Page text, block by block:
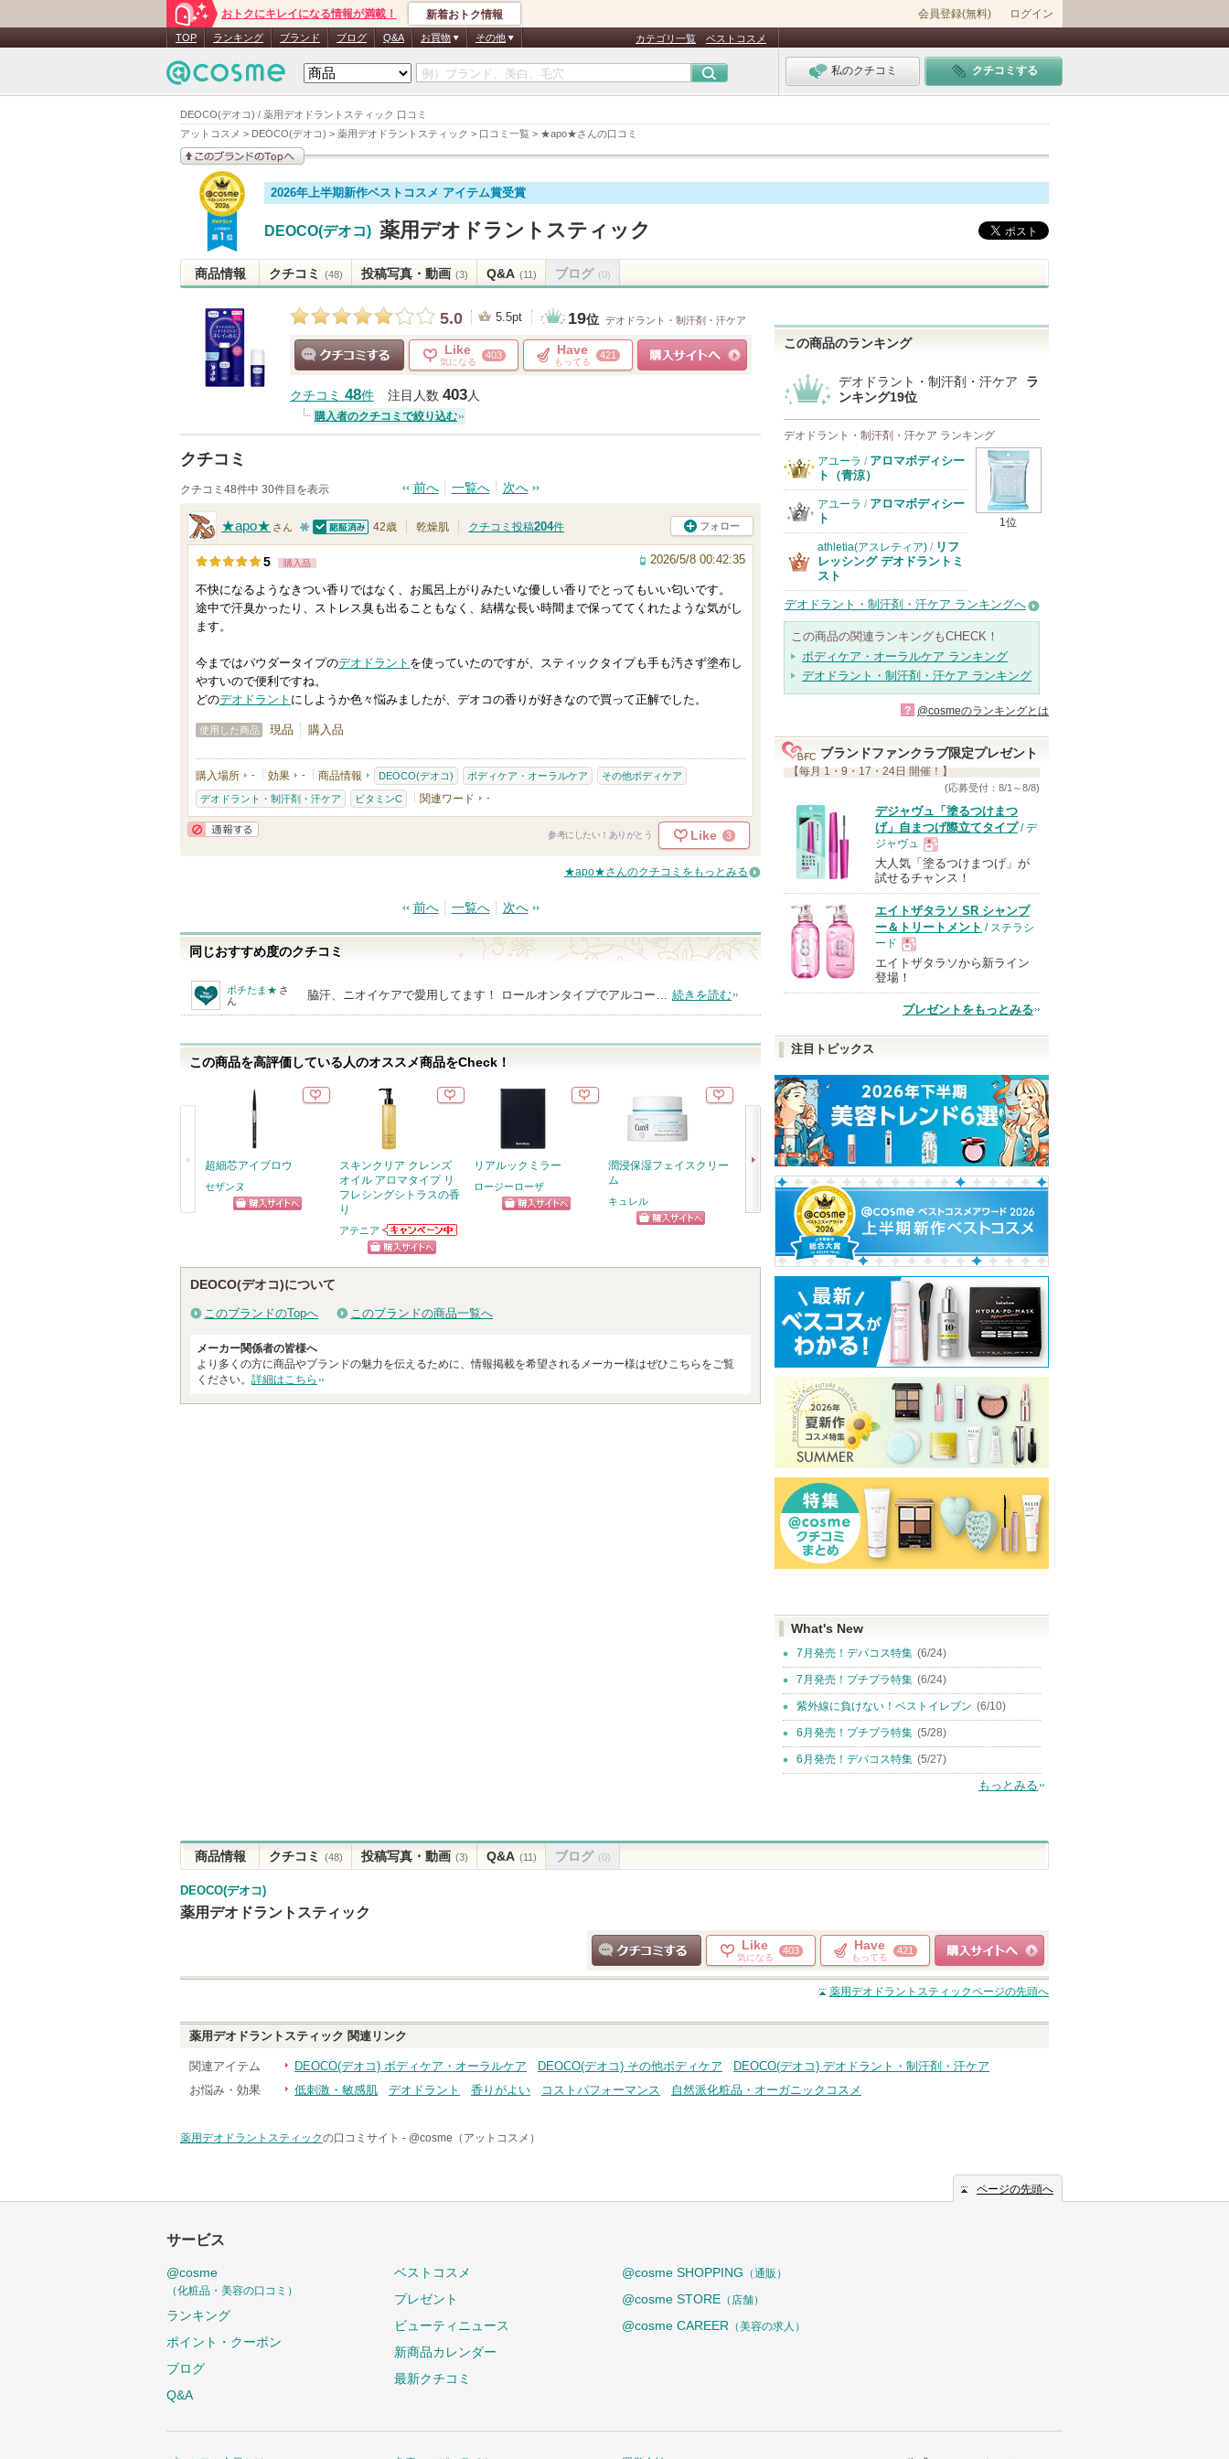
DEOCO(デオコ) / 薬用デオドラントスティック 口コミ
アットコスメ > DEOCO(デオコ) > 薬用デオドラントスティック > 口コミ一覧 > ★apo★さんの口コミ
おトクにキレイになる情報が満載！ 新着おトク情報 会員登録(無料) ログイン
TOP ランキング ブランド ブログ Q&A お買物 その他 カテゴリ一覧 ベストコスメ
私のクチコミ クチコミする
このブランドの情報を
見る
2026年上半期新作ベストコスメ アイテム賞受賞
DEOCO(デオコ) 薬用デオドラントスティック
商品情報 クチコミ (48) 投稿写真・動画 (3) Q&A (11) ブログ (0)
5.0 5.5pt 19位 デオドラント・制汗剤・汗ケア
Like
気になる
403 Have
もってる
421
クチコミ 48件 注目人数 403人
購入者のクチコミで絞り込む
クチコミ
クチコミ48件中 30件目を表示 前へ 一覧へ 次へ
★apo★ さん
1
0
人
以
の
メ
ン
バ
ー
お
録
れ
て
い
ま
す
認証済
42歳 乾燥肌 クチコミ投稿204件 フォロー
5 購入品 2026/5/8 00:42:35
不快になるようなきつい香りではなく、お風呂上がりみたいな優しい香りでとってもいい匂いです。
途中で汗臭かったり、ストレス臭も出ることもなく、結構な長い時間まで保っててくれたような気がし
ます。
今まではパウダータイプのデオドラント を使っていたのですが、スティックタイプも手も汚さず塗布し
やすいので便利ですね。
どのデオドラント にしようか色々悩みましたが、デオコの香りが好きなので買って正解でした。
使用した商品 現品 購入品
購入場所 - 効果 - 商品情報 DEOCO(デオコ) ボディケア・オーラルケア その他ボディケア
デオドラント・制汗剤・汗ケア ビタミンC 関連ワード -
参考にしたい！ありがとう Like 3
★apo★さんのクチコミをもっとみる
前へ 一覧へ 次へ
同じおすすめ度のクチコミ
ポチたま★ さ
ん
脇汗、ニオイケアで愛用してます！ ロールオンタイプでアルコー… 続きを読む
この商品を高評価している人のオススメ商品をCheck！
超細芯アイブロウ
セザンヌ
スキンクリア クレンズ
オイル アロマタイプ リ
フレシングシトラスの香
り
アテニア
アテニアからの
お知らせがあり
ます
ショッピン
リアルックミラー
ロージーローザ
潤浸保湿フェイスクリー
ム
キュレル
メイク キープ ミスト EX
コーセーコスメニエンス
ショッピン
グサイトへ
ABC-Gピールウォッシュ
ドクターケイ
ドクターケイか
らのお知らせが
ありますショッピン
グサイトへ
ルルルン ハイドラ EX マ
スク
グサイトへ
DEOCO(デオコ)について
このブランドのTopへ このブランドの商品一覧へ
メーカー関係者の皆様へ
より多くの方に商品やブランドの魅力を伝えるために、情報掲載を希望されるメーカー様はぜひこちらをご覧
ください。 詳細はこちら
この商品のランキング
デオドラント・制汗剤・汗ケア
ラ
ンキング19位
デオドラント・制汗剤・汗ケア ランキング
1位
アユーラ / アロマボディシー
ト（青涼）
アユーラ / アロマボディシー
ト
athletia(アスレティア) / リフ
レッシング デオドラントミ
スト
デオドラント・制汗剤・汗ケア ランキングへ
この商品の関連ランキングもCHECK！
ボディケア・オーラルケア ランキング
デオドラント・制汗剤・汗ケア ランキング
? @cosmeのランキングとは
ブランドファンクラブ限定プレゼント
【毎月 1・9・17・24日 開催！】
(応募受付：8/1～8/8)
デジャヴュ「塗るつけまつ
げ」自まつげ際立てタイプ/ デ
ジャヴュ
現
品
大人気「塗るつけまつげ」が
試せるチャンス！
エイトザタラソ SR シャンプ
ー＆トリートメント / ステラシ
ード
現
品
エイトザタラソから新ライン
登場！
プレゼントをもっとみる
注目トピックス
What's New
7月発売！デパコス特集 (6/24)
7月発売！プチプラ特集 (6/24)
紫外線に負けない！ベストイレブン (6/10)
6月発売！プチプラ特集 (5/28)
6月発売！デパコス特集 (5/27)
もっとみる
商品情報 クチコミ (48) 投稿写真・動画 (3) Q&A (11) ブログ (0)
DEOCO(デオコ)
薬用デオドラントスティック
クチコミする
Like
気になる
403 Have
もってる
421
ショッピングサイト
へ
薬用デオドラントスティックページの先頭へ
薬用デオドラントスティック 関連リンク
関連アイテム DEOCO(デオコ) ボディケア・オーラルケア DEOCO(デオコ) その他ボディケア
DEOCO(デオコ) デオドラント・制汗剤・汗ケア
お悩み・効果
低刺激・敏感肌 デオドラント 香りがよい コストパフォーマンス 自然派化粧品・オーガニックコスメ
薬用デオドラントスティックの口コミサイト - @cosme（アットコスメ）
ページの先頭へ
サービス
@cosme
（化粧品・美容の口コミ）
ランキング
ポイント・クーポン
ブログ
Q&A
ベストコスメ
プレゼント
ビューティニュース
新商品カレンダー
最新クチコミ
@cosme SHOPPING （通販）
@cosme STORE （店舗）
@cosme CAREER （美容の求人）